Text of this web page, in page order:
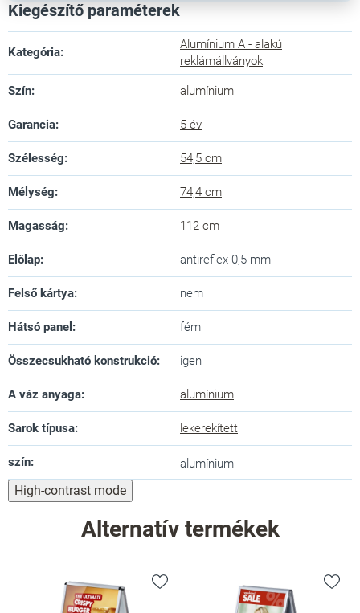
Kiegészítő paraméterek
Kategória:
Alumínium A - alakú
reklámállványok
Szín: alumínium
Garancia: 5 év
Szélesség: 54,5 cm
Mélység: 74,4 cm
Magasság: 112 cm
Előlap: antireflex 0,5 mm
Felső kártya: nem
Hátsó panel : fém
Összecsukható konstrukció: igen
A váz anyaga: alumínium
Sarok típusa: lekerekített
szín: alumínium
High-contrast mode
Alternatív termékek